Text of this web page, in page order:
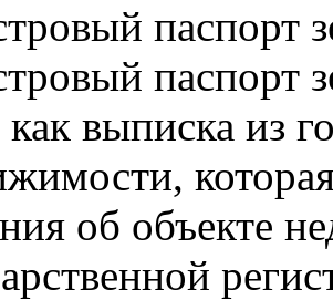
паспорт
паспорт
выписка из
об объекте